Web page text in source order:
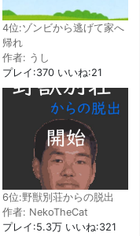
4位:ゾンビから逃げて家へ
帰れ
作者: うし
プレイ:370 いいね:21
6位:野獣別荘からの脱出
作者: NekoTheCat
プレイ:5.3万 いいね:321